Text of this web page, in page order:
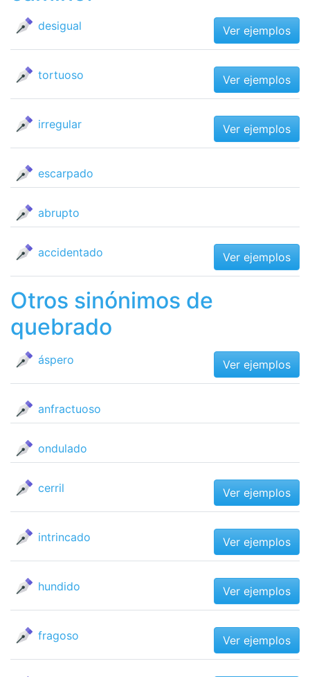
desigual Ver ejemplos
tortuoso Ver ejemplos
irregular Ver ejemplos
escarpado
abrupto
accidentado Ver ejemplos
Otros sinónimos de
quebrado
áspero Ver ejemplos
anfractuoso
ondulado
cerril Ver ejemplos
intrincado Ver ejemplos
hundido Ver ejemplos
fragoso Ver ejemplos